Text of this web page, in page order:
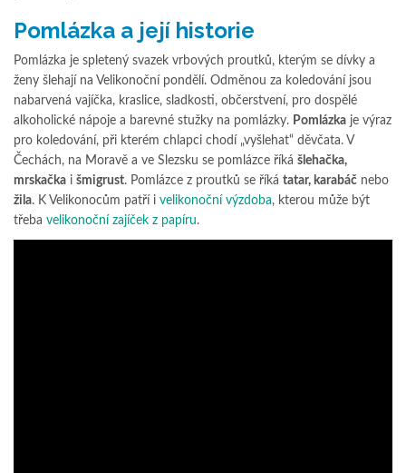
Pomlázka a její historie
Pomlázka je spletený svazek vrbových proutků, kterým se dívky a
ženy šlehají na Velikonoční pondělí. Odměnou za koledování jsou
nabarvená vajíčka, kraslice, sladkosti, občerstvení, pro dospělé
alkoholické nápoje a barevné stužky na pomlázky. Pomlázka je výraz
pro koledování, při kterém chlapci chodí „vyšlehat“ děvčata. V
Čechách, na Moravě a ve Slezsku se pomlázce říká šlehačka,
mrskačka i šmigrust. Pomlázce z proutků se říká tatar, karabáč nebo
žila. K Velikonocům patří i velikonoční výzdoba, kterou může být
třeba velikonoční zajíček z papíru.